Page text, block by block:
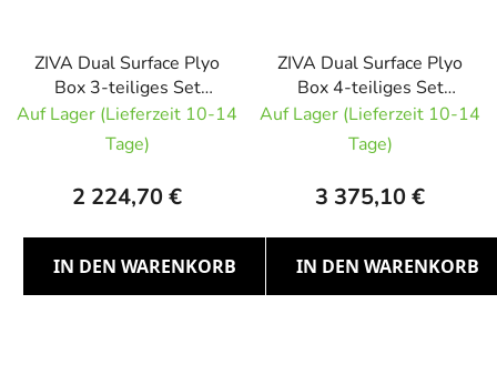
ZIVA Dual Surface Plyo
Box 3-teiliges Set
15,30,45 cm
Klettverschluss
Auf Lager (Lieferzeit 10-14
Tage)
2 224,70 €
IN DEN WARENKORB
ZIVA Dual Surface Plyo
Box 4-teiliges Set
15,30,45,60 cm
Klettverschluss
Auf Lager (Lieferzeit 10-14
Tage)
3 375,10 €
IN DEN WARENKORB